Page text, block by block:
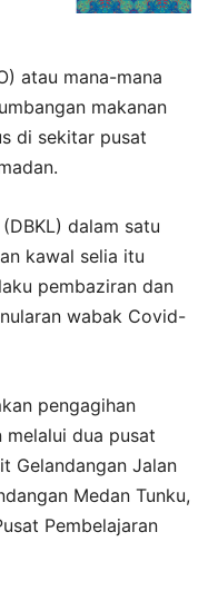
atau mana-mana
makanan
di sekitar pusat
dalam satu
kawal selia itu
pembaziran dan
wabak Covid-
pengagihan
melalui dua pusat
Gelandangan Jalan
Medan Tunku,
Pembelajaran